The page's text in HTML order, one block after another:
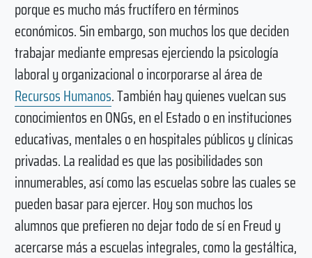
porque es mucho más fructífero en términos
económicos. Sin embargo, son muchos los que deciden
trabajar mediante empresas ejerciendo la psicología
laboral y organizacional o incorporarse al área de
Recursos Humanos. También hay quienes vuelcan sus
conocimientos en ONGs, en el Estado o en instituciones
educativas, mentales o en hospitales públicos y clínicas
privadas. La realidad es que las posibilidades son
innumerables, así como las escuelas sobre las cuales se
pueden basar para ejercer. Hoy son muchos los
alumnos que prefieren no dejar todo de sí en Freud y
acercarse más a escuelas integrales, como la gestáltica,